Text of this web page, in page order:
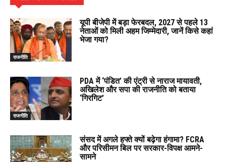
राजनीति
यूपी बीजेपी में बड़ा फेरबदल, 2027 से पहले 13
नेताओं को मिली अहम जिम्मेदारी, जानें किसे कहां
भेजा गया?
राजनीति
PDA में ‘पंडित’ की एंट्री से नाराज मायावती,
अखिलेश और सपा की राजनीति को बताया
‘गिरगिट’
संसद में अगले हफ्ते क्यों बढ़ेगा हंगामा? FCRA
और परिसीमन बिल पर सरकार-विपक्ष आमने-
सामने